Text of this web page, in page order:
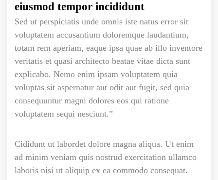
eiusmod tempor incididunt
Sed ut perspiciatis unde omnis iste natus error sit
voluptatem accusantium doloremque laudantium,
totam rem aperiam, eaque ipsa quae ab illo inventore
veritatis et quasi architecto beatae vitae dicta sunt
explicabo. Nemo enim ipsam voluptatem quia
voluptas sit aspernatur aut odit aut fugit, sed quia
consequuntur magni dolores eos qui ratione
voluptatem sequi nesciunt.”
Cididunt ut labordet dolore magna aliqua. Ut enim
ad minim veniam quis nostrud exercitation ullamco
laboris nisi ut aliquip ex ea commodo consequat.